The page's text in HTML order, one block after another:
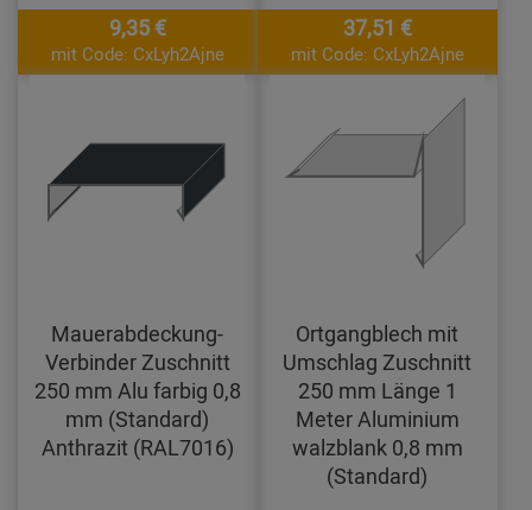
9,35 €
mit Code: CxLyh2Ajne
37,51 €
mit Code: CxLyh2Ajne
Mauerabdeckung-
Verbinder Zuschnitt
250 mm Alu farbig 0,8
mm (Standard)
Anthrazit (RAL7016)
Ortgangblech mit
Umschlag Zuschnitt
250 mm Länge 1
Meter Aluminium
walzblank 0,8 mm
(Standard)